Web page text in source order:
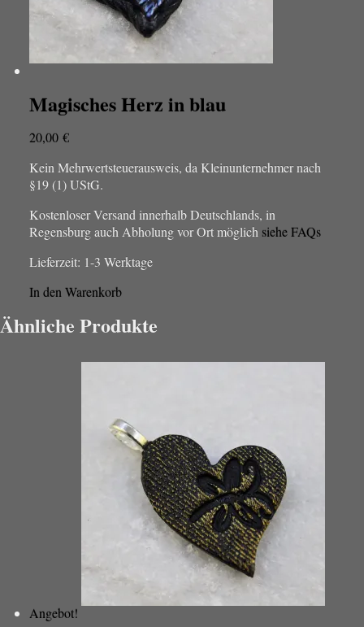
Magisches Herz in blau
20,00 €
Kein Mehrwertsteuerausweis, da Kleinunternehmer nach
§19 (1) UStG.
Kostenloser Versand innerhalb Deutschlands, in
Regensburg auch Abholung vor Ort möglich siehe FAQs
Lieferzeit: 1-3 Werktage
In den Warenkorb
Ähnliche Produkte
Angebot!